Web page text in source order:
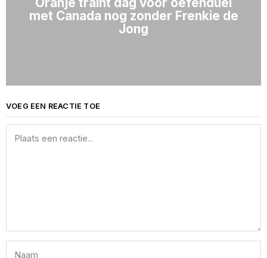
met Canada nog zonder Frenkie de
Jong
VOEG EEN REACTIE TOE